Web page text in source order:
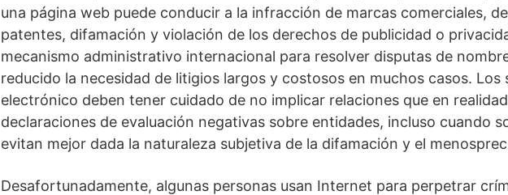
una página web puede conducir a la infracción de marcas comerciales,
patentes, difamación y violación de los derechos de publicidad o
mecanismo administrativo internacional para resolver disputas de
reducido la necesidad de litigios largos y costosos en muchos casos. Los
electrónico deben tener cuidado de no implicar relaciones que en
declaraciones de evaluación negativas sobre entidades, incluso cuando
evitan mejor dada la naturaleza subjetiva de la difamación y el
Desafortunadamente, algunas personas usan Internet para perpetrar